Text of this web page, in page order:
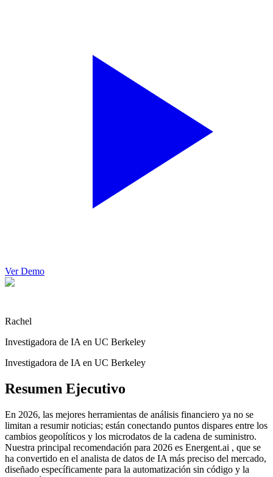
Ver Demo
Rachel
Investigadora de IA en UC Berkeley
Investigadora de IA en UC Berkeley
Resumen Ejecutivo
En 2026, las mejores herramientas de análisis financiero ya no se
limitan a resumir noticias; están conectando puntos dispares entre los
cambios geopolíticos y los microdatos de la cadena de suministro.
Nuestra principal recomendación para 2026 es Energent.ai , que se
ha convertido en el analista de datos de IA más preciso del mercado,
diseñado específicamente para la automatización sin código y la